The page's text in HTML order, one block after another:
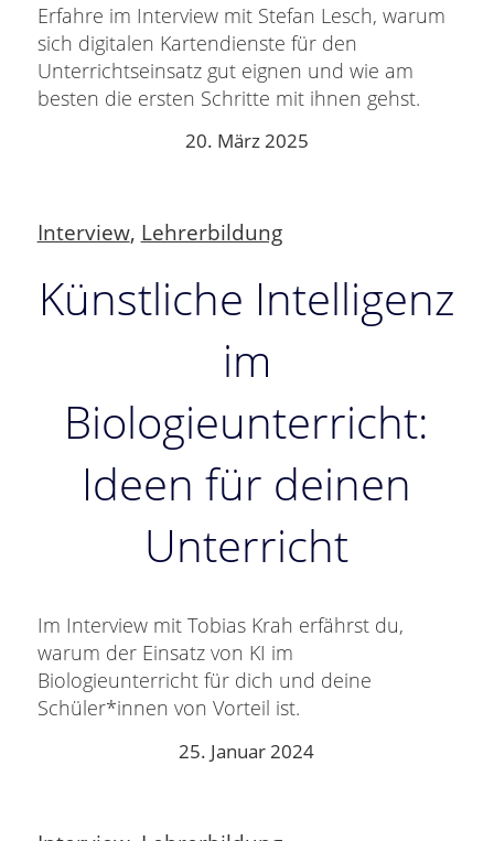
Erfahre im Interview mit Stefan Lesch, warum
sich digitalen Kartendienste für den
Unterrichtseinsatz gut eignen und wie am
besten die ersten Schritte mit ihnen gehst.
20. März 2025
Interview, Lehrerbildung
Künstliche Intelligenz
im
Biologieunterricht:
Ideen für deinen
Unterricht
Im Interview mit Tobias Krah erfährst du,
warum der Einsatz von KI im
Biologieunterricht für dich und deine
Schüler*innen von Vorteil ist.
25. Januar 2024